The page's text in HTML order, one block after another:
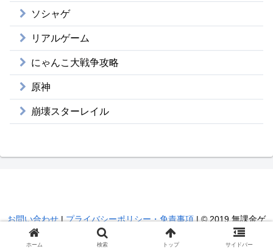
ソシャゲ
リアルゲーム
にゃんこ大戦争攻略
原神
崩壊スターレイル
お問い合わせ|プライバシーポリシー・免責事項| © 2019 無課金ゲ
ーマー昇のブログ.
ホーム 検索 トップ サイドバー